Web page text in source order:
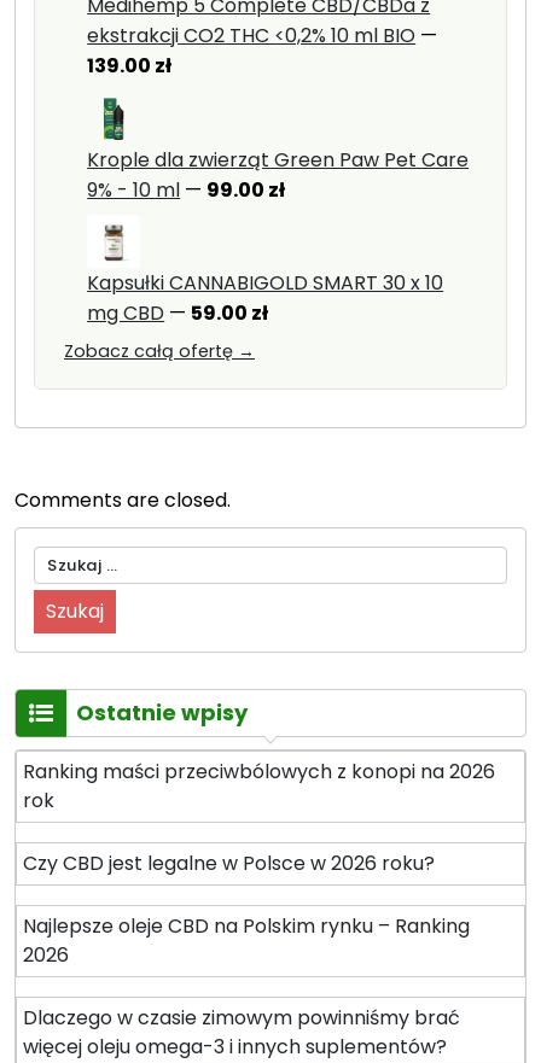
ekstrakcji CO2 THC <0,2% 10 ml BIO —
139.00 zł
Krople dla zwierząt Green Paw Pet Care
9% - 10 ml — 99.00 zł
Kapsułki CANNABIGOLD SMART 30 x 10
mg CBD — 59.00 zł
Zobacz całą ofertę →
Comments are closed.
Szukaj:
Ostatnie wpisy
Ranking maści przeciwbólowych z konopi na 2026
rok
Czy CBD jest legalne w Polsce w 2026 roku?
Najlepsze oleje CBD na Polskim rynku – Ranking
2026
Dlaczego w czasie zimowym powinniśmy brać
więcej oleju omega-3 i innych suplementów?